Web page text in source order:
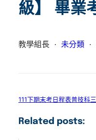
級】 畢業
教學組長 · 未分類 ·
111下期末考日程表普技科
Related posts: